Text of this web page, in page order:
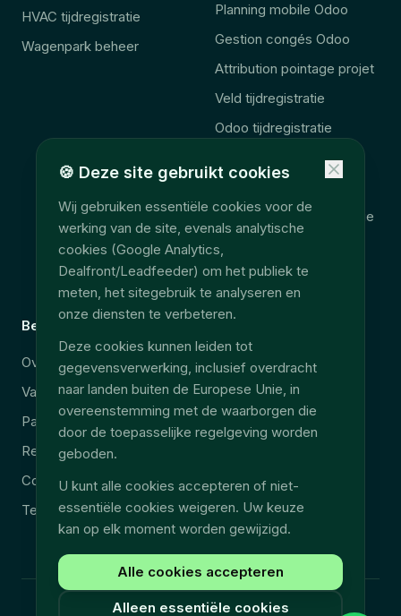
HVAC tijdregistratie
Wagenpark beheer
Planning mobile Odoo
Gestion congés Odoo
Attribution pointage projet
Veld tijdregistratie
Odoo tijdregistratie
Odoo veld aanvulling
Consolidation télématique
Accès données terrain
EU Data Act
Bedrijf
Over ons
Vacatures
Partners
Resources
Contact
Technische ondersteuning
Beveiliging & AVG
Juridische kennisgeving
Privacybeleid
🍪 Deze site gebruikt cookies
Wij gebruiken essentiële cookies voor de
werking van de site, evenals analytische
cookies (Google Analytics,
Dealfront/Leadfeeder) om het publiek te
meten, het sitegebruik te analyseren en
onze diensten te verbeteren.
Deze cookies kunnen leiden tot
gegevensverwerking, inclusief overdracht
naar landen buiten de Europese Unie, in
overeenstemming met de waarborgen die
door de toepasselijke regelgeving worden
geboden.
U kunt alle cookies accepteren of niet-
essentiële cookies weigeren. Uw keuze
kan op elk moment worden gewijzigd.
Alle cookies accepteren
Alleen essentiële cookies